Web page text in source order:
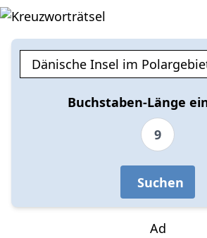
Buchstaben-Länge
9
Suchen
Ad